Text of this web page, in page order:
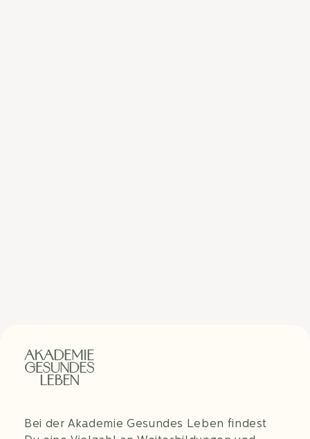
Bei der Akademie Gesundes Leben findest